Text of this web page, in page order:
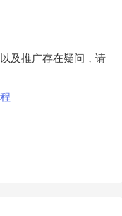
及推广存在疑问，请